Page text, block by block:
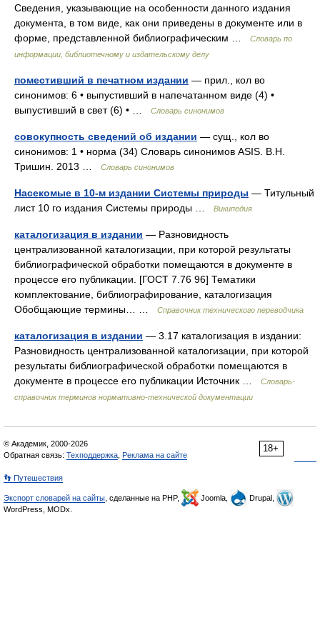
Сведения, указывающие на особенности данного издания
документа, в том виде, как они приведены в документе или в
форме, представленной библиографическим …
Словарь по
информации, библиотечному и издательскому делу
поместивший в печатном издании — прил., кол во
синонимов: 6 • выпустивший в напечатанном виде (4) •
выпустивший в свет (6) • …
Словарь синонимов
совокупность сведений об издании — сущ., кол во
синонимов: 1 • норма (34) Словарь синонимов ASIS. В.Н.
Тришин. 2013 …
Словарь синонимов
Насекомые в 10-м издании Системы природы — Титульный
лист 10 го издания Системы природы …
Википедия
каталогизация в издании — Разновидность
централизованной каталогизации, при которой результаты
библиографической обработки помещаются в документе в
процессе его публикации. [ГОСТ 7.76 96] Тематики
комплектование, библиографирование, каталогизация
Обобщающие термины… …
Справочник технического переводчика
каталогизация в издании — 3.17 каталогизация в издании:
Разновидность централизованной каталогизации, при которой
результаты библиографической обработки помещаются в
документе в процессе его публикации Источник …
Словарь-
справочник терминов нормативно-технической документации
18+
© Академик, 2000-2026
Обратная связь: Техподдержка Реклама на сайте
👣 Путешествия
Экспорт словарей на сайты , сделанные на PHP, Joomla,
Drupal,
WordPress, MODx.